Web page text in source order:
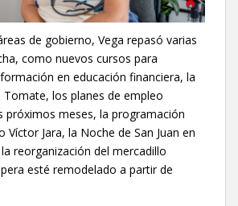
de gobierno, Vega repasó varias
como nuevos cursos para
en educación financiera, la
Tomate, los planes de empleo
próximos meses, la programación
Víctor Jara, la Noche de San Juan en
reorganización del mercadillo
esté remodelado a partir de